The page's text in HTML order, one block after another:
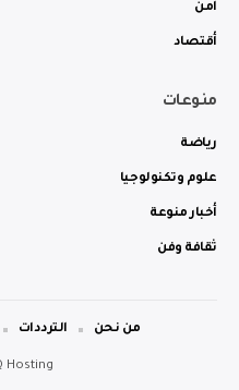
أمن
أقتصاد
منوعات
رياضة
علوم وتكنولوجيا
أخبار منوعة
ثقافة وفن
Hosting
من نحن الترددات